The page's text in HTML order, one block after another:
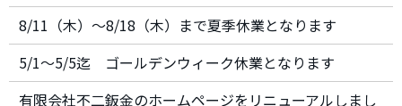
8/11（木）～8/18（木）まで夏季休業となります
5/1～5/5迄 ゴールデンウィーク休業となります
有限会社不二鈑金のホームページをリニューアルしまし